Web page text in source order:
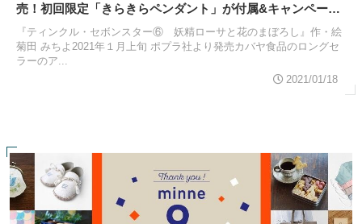
売！初回限定「きらきらペンダント」が付属&キャンペーン
実施
『ティンクル・セボンスター⑥ 妖精ローサと花のまぼろし』作・絵
菊田 みちよ2021年１月上旬 ポプラ社より発売カバヤ食品のロングセ
ラーのア...
2021/01/18